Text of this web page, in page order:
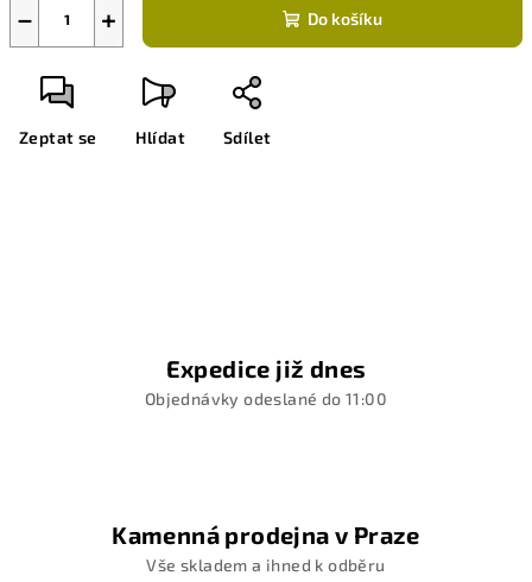
+
− Do košíku
Zeptat se Hlídat Sdílet
Expedice již dnes
Objednávky odeslané do 11:00
Kamenná prodejna v Praze
Vše skladem a ihned k odběru